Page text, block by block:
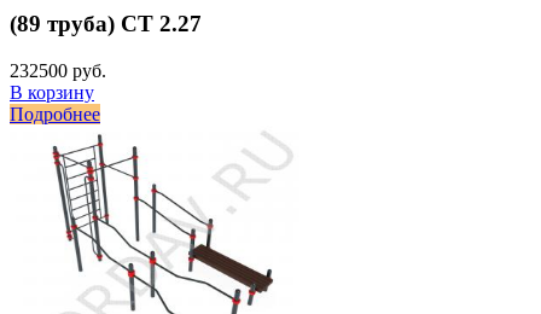
(89 труба) СТ 2.27
232500 руб.
В корзину
Подробнее